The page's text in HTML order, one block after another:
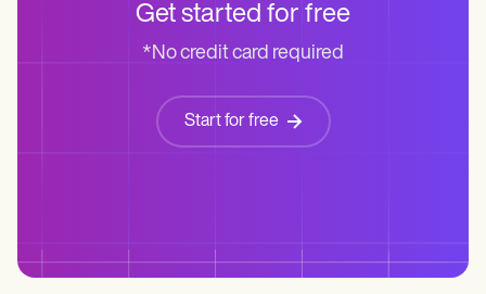
Get started for free
*No credit card required
Start for free